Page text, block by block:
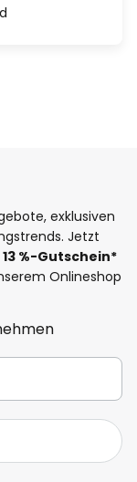
exklusiven
Jetzt
13 %-Gutschein*
Onlineshop